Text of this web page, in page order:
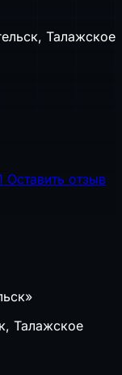
Талажское
Оставить отзыв
Талажское